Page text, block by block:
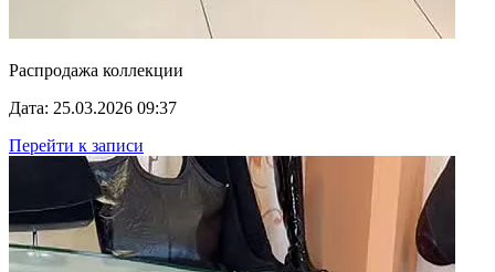
Распродажа коллекции
Дата: 25.03.2026 09:37
Перейти к записи